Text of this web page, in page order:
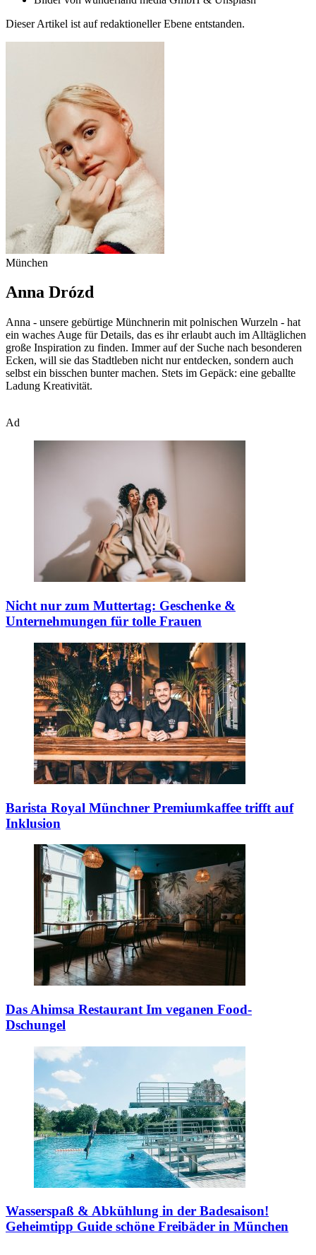
Dieser Artikel ist auf redaktioneller Ebene entstanden.
München
Anna Drózd
Anna - unsere gebürtige Münchnerin mit polnischen Wurzeln - hat
ein waches Auge für Details, das es ihr erlaubt auch im Alltäglichen
große Inspiration zu finden. Immer auf der Suche nach besonderen
Ecken, will sie das Stadtleben nicht nur entdecken, sondern auch
selbst ein bisschen bunter machen. Stets im Gepäck: eine geballte
Ladung Kreativität.
Ad
Nicht nur zum Muttertag: Geschenke &
Unternehmungen für tolle Frauen
Barista Royal Münchner Premiumkaffee trifft auf
Inklusion
Das Ahimsa Restaurant Im veganen Food-
Dschungel
Wasserspaß & Abkühlung in der Badesaison!
Geheimtipp Guide schöne Freibäder in München